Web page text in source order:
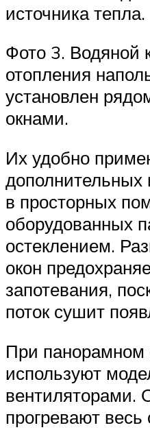
источника тепла.
Фото 3. Водяной
отопления
установлен
окнами.
Их удобно
дополнительных
в просторных
оборудованных
остеклением.
окон
запотевания,
поток сушит
При панорамном
используют
вентиляторами.
прогревают